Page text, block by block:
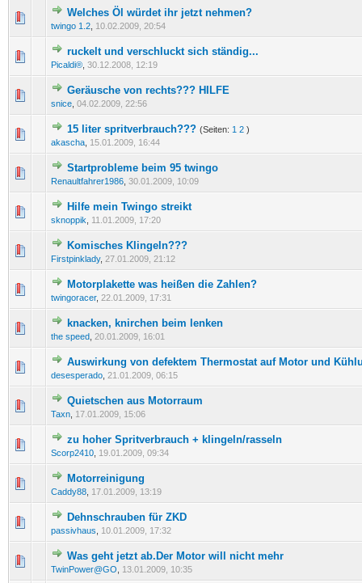
Welches Öl würdet ihr jetzt nehmen?
twingo 1.2 10.02.2009, 20:54
0 Bewertung(en) - 0 von 5 durchschnittlich
12345
ruckelt und verschluckt sich ständig...
Picaldi® 30.12.2008, 12:19
0 Bewertung(en) - 0 von 5 durchschnittlich
12345
Geräusche von rechts??? HILFE
snice 04.02.2009, 22:56
0 Bewertung(en) - 0 von 5 durchschnittlich
12345
15 liter spritverbrauch??? (Seiten: 1 2 )
akascha 15.01.2009, 16:44
0 Bewertung(en) - 0 von 5 durchschnittlich
12345
Startprobleme beim 95 twingo
Renaultfahrer1986 30.01.2009, 10:09
0 Bewertung(en) - 0 von 5 durchschnittlich
123 45
Hilfe mein Twingo streikt
sknoppik 11.01.2009, 17:20
0 Bewertung(en) - 0 von 5 durchschnittlich
12 345
Komisches Klingeln???
Firstpinklady, 27.01.2009, 21:12
0 Bewertung(en) - 0 von 5 durchschnittlich
1234 5
Motorplakette was heißen die Zahlen?
twingoracer, 22.01.2009, 17:31
0 Bewertung(en) - 0 von 5 durchschnittlich
12 345
knacken, knirchen beim lenken
the speed 20.01.2009, 16:01
0 Bewertung(en) - 0 von 5 durchschnittlich
12 345
Auswirkung von defektem Thermostat auf Motor und
desesperado 21.01.2009, 06:15
0 Bewertung(en) - 0 von 5 durchschnittlich
12345
Quietschen aus Motorraum
Taxn 17.01.2009, 15:06
0 Bewertung(en) - 0 von 5 durchschnittlich
12345
zu hoher Spritverbrauch + klingeln/rasseln
Scorp2410 19.01.2009, 09:34
0 Bewertung(en) - 0 von 5 durchschnittlich
12345
Motorreinigung
Caddy88 17.01.2009, 13:19
0 Bewertung(en) - 0 von 5 durchschnittlich
Dehnschrauben für ZKD
passivhaus 10.01.2009, 17:32
0 Bewertung(en) - 0 von 5 durchschnittlich
123 45
Was geht jetzt ab.Der Motor will nicht mehr
TwinPower@GO 13.01.2009, 10:35
0 Bewertung(en) - 0 von 5 durchschnittlich
1234 5